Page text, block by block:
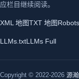
应栏目继续阅读。
XML 地图TXT 地图Robots
LLMs.txtLLMs Full
Copyright © 2022-2026 源